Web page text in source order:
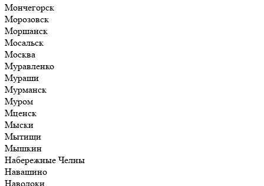
Мончегорск
Морозовск
Моршанск
Мосальск
Москва
Муравленко
Мураши
Мурманск
Муром
Мценск
Мыски
Мытищи
Мышкин
Набережные Челны
Навашино
Наволоки